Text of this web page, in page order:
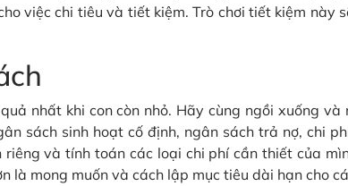
việc chi tiêu và tiết kiệm. Trò chơi tiết kiệm này
nhất khi con còn nhỏ. Hãy cùng ngồi xuống
sách sinh hoạt cố định, ngân sách trả nợ, chi
và tính toán các loại chi phí cần thiết của
là mong muốn và cách lập mục tiêu dài hạn cho